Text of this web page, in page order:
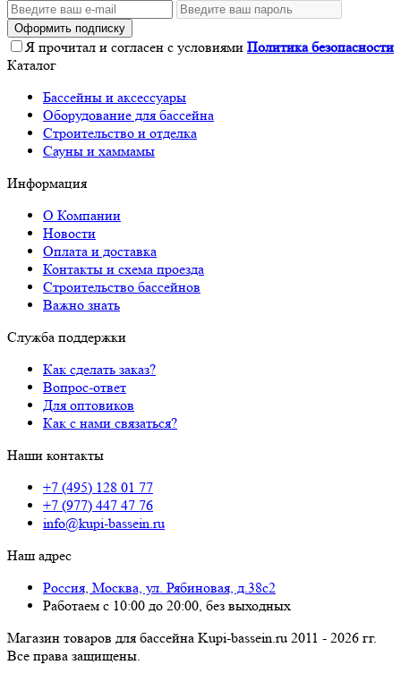
Оформить подписку
Я прочитал и согласен с условиями Политика безопасности
Каталог
Бассейны и аксессуары
Оборудование для бассейна
Строительство и отделка
Сауны и хаммамы
Информация
О Компании
Новости
Оплата и доставка
Контакты и схема проезда
Строительство бассейнов
Важно знать
Служба поддержки
Как сделать заказ?
Вопрос-ответ
Для оптовиков
Как с нами связаться?
Наши контакты
+7 (495) 128 01 77
+7 (977) 447 47 76
info@kupi-bassein.ru
Наш адрес
Россия, Москва, ул. Рябиновая, д.38с2
Работаем с 10:00 до 20:00, без выходных
Магазин товаров для бассейна Kupi-bassein.ru 2011 - 2026 гг.
Все пра­ва за­щи­ще­ны.